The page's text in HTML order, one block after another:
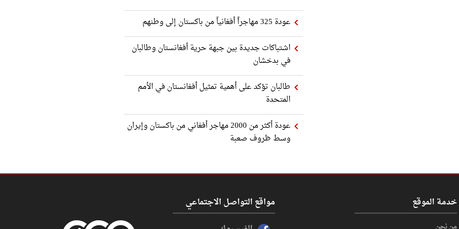
عودة 325 مهاجراً أفغانياً من باكستان إلى وطنهم
اشتباكات جديدة بين جبهة حرية أفغانستان وطالبان
في بدخشان
طالبان تؤكد على أهمية تمثيل أفغانستان في الأمم
المتحدة
عودة أكثر من 2000 مهاجر أفغاني من باكستان وإيران
وسط ظروف صعبة
مواقع التواصل الاجتماعي
خدمة الموقع